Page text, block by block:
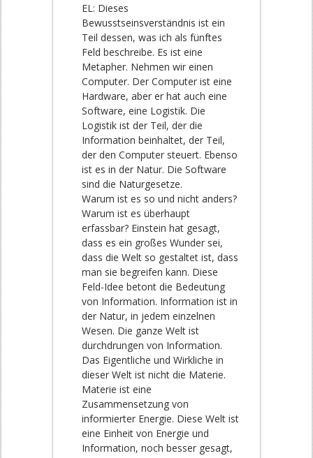
EL: Dieses
Bewusstseinsverständnis ist ein
Teil dessen, was ich als fünftes
Feld beschreibe. Es ist eine
Metapher. Nehmen wir einen
Computer. Der Computer ist eine
Hardware, aber er hat auch eine
Software, eine Logistik. Die
Logistik ist der Teil, der die
Information beinhaltet, der Teil,
der den Computer steuert. Ebenso
ist es in der Natur. Die Software
sind die Naturgesetze.
Warum ist es so und nicht anders?
Warum ist es überhaupt
erfassbar? Einstein hat gesagt,
dass es ein großes Wunder sei,
dass die Welt so gestaltet ist, dass
man sie begreifen kann. Diese
Feld-Idee betont die Bedeutung
von Information. Information ist in
der Natur, in jedem einzelnen
Wesen. Die ganze Welt ist
durchdrungen von Information.
Das Eigentliche und Wirkliche in
dieser Welt ist nicht die Materie.
Materie ist eine
Zusammensetzung von
informierter Energie. Diese Welt ist
eine Einheit von Energie und
Information, noch besser gesagt,